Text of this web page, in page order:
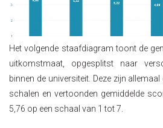
Het volgende staafdiagram toont de
uitkomstmaat, opgesplitst naar
binnen de universiteit. Deze zijn
schalen en vertoonden gemiddelde
5,76 op een schaal van 1 tot 7.